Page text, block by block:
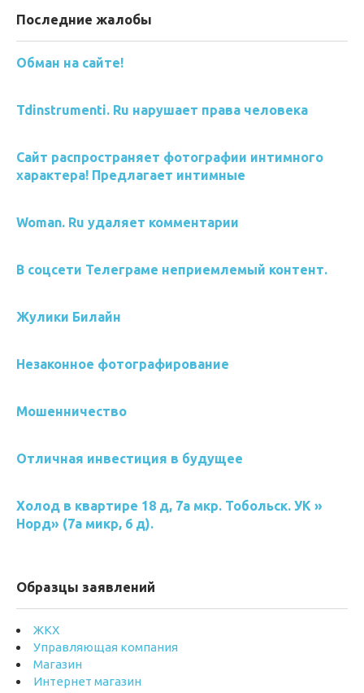
Последние жалобы
Обман на сайте!
Tdinstrumenti. Ru нарушает права человека
Сайт распространяет фотографии интимного
характера! Предлагает интимные
Woman. Ru удаляет комментарии
В соцсети Телеграме неприемлемый контент.
Жулики Билайн
Незаконное фотографирование
Мошенничество
Отличная инвестиция в будущее
Холод в квартире 18 д, 7а мкр. Тобольск. УК »
Норд» (7а микр, 6 д).
Образцы заявлений
ЖКХ
Управляющая компания
Магазин
Интернет магазин